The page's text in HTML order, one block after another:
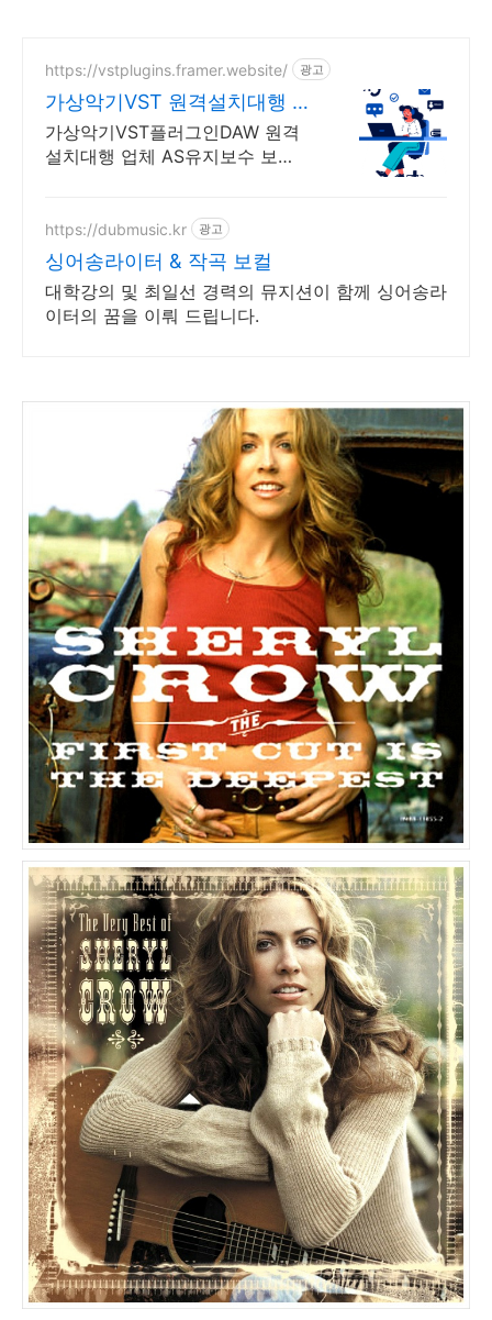
https://vstplugins.framer.website/ 광고
가상악기VST 원격설치대행 가
상악기플러그인 원격설치대행
가상악기VST플러그인DAW 원격
설치대행 업체 AS유지보수 보
체/AS 유지보수 보장/24시간 상담
https://dubmusic.kr 광고
싱어송라이터 & 작곡 보컬
대학강의 및 최일선 경력의 뮤지션이 함께 싱어송라
이터의 꿈을 이뤄 드립니다.